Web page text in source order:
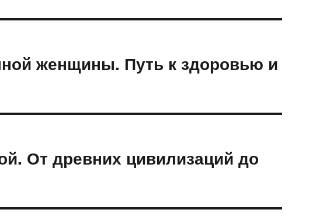
женщины. Путь к здоровью и
От древних цивилизаций до